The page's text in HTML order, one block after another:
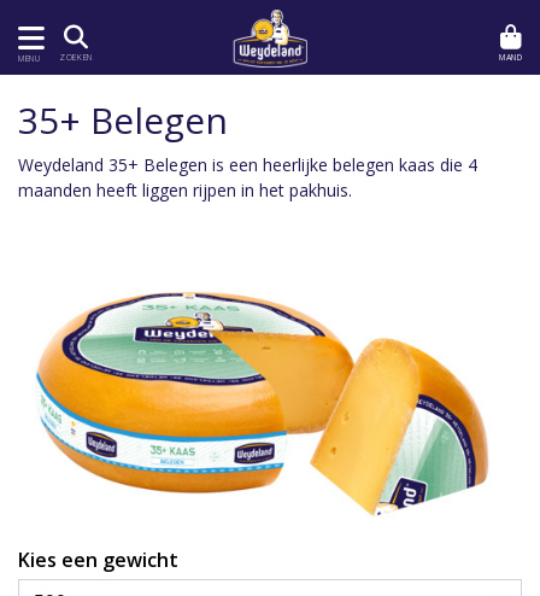
MENU ZOEKEN MAND
35+ Belegen
Weydeland 35+ Belegen is een heerlijke belegen kaas die 4
maanden heeft liggen rijpen in het pakhuis.
Kies een gewicht